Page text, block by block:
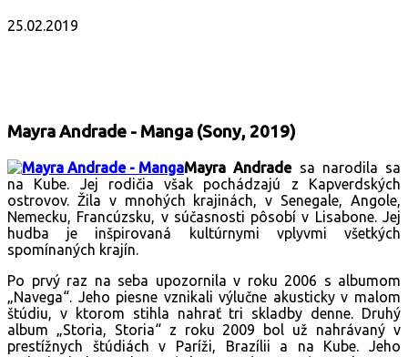
25.02.2019
Mayra Andrade - Manga (Sony, 2019)
Mayra Andradesa narodila sa
na Kube. Jej rodičia však pochádzajú z Kapverdských
ostrovov. Žila v mnohých krajinách, v Senegale, Angole,
Nemecku, Francúzsku, v súčasnosti pôsobí v Lisabone. Jej
hudba je inšpirovaná kultúrnymi vplyvmi všetkých
spomínaných krajín.
Po prvý raz na seba upozornila v roku 2006 s albumom
„Navega“. Jeho piesne vznikali výlučne akusticky v malom
štúdiu, v ktorom stihla nahrať tri skladby denne. Druhý
album „Storia, Storia“ z roku 2009 bol už nahrávaný v
prestížnych štúdiách v Paríži, Brazílii a na Kube. Jeho